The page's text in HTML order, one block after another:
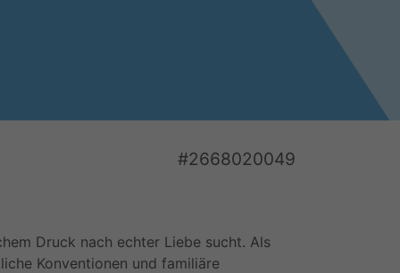
#2668020049
Druck nach echter Liebe sucht. Als
Konventionen und familiäre